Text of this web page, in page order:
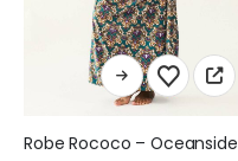
Ce produit a plusieurs variations. Les options peuvent être choisies sur la page du produit
Robe Rococo – Oceanside